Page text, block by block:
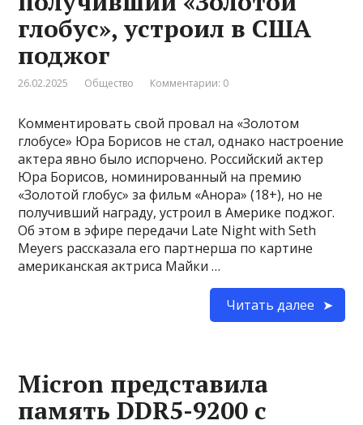
глобус», устроил в США
поджог
26.02.2025 Общество Комментарии: 0
Комментировать свой провал на «Золотом
глобусе» Юра Борисов не стал, однако настроение
актера явно было испорчено. Российский актер
Юра Борисов, номинированный на премию
«Золотой глобус» за фильм «Анора» (18+), но не
получивший награду, устроил в Америке поджог.
Об этом в эфире передачи Late Night with Seth
Meyers рассказала его партнерша по картине
американская актриса Майки …
Читать далее
Micron представила
память DDR5-9200 с